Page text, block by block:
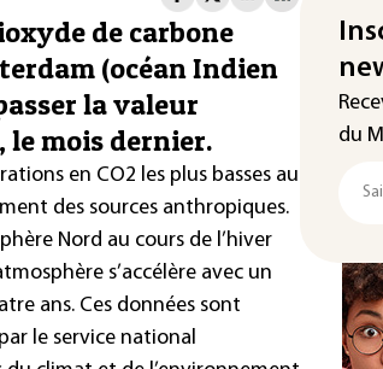
de carbone
(océan Indien
la valeur
le mois dernier.
en CO2 les plus basses au
des sources anthropiques.
Nord au cours de l’hiver
s’accélère avec un
ans. Ces données sont
le service national
du